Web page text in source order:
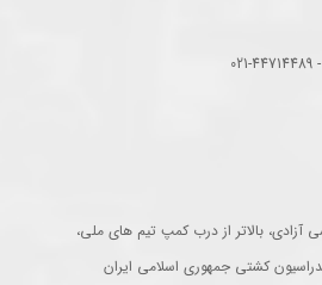
آزادی، بالاتر از درب کمپ تیم های ملی،
کشتی جمهوری اسلامی ایران